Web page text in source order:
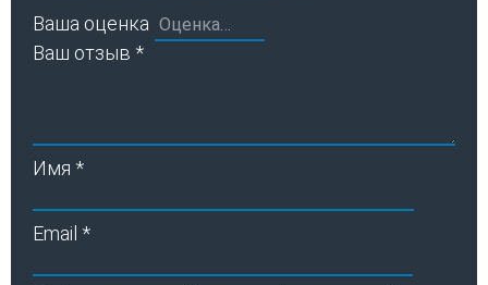
Ваша оценка
Ваш отзыв *
Имя *
Email *